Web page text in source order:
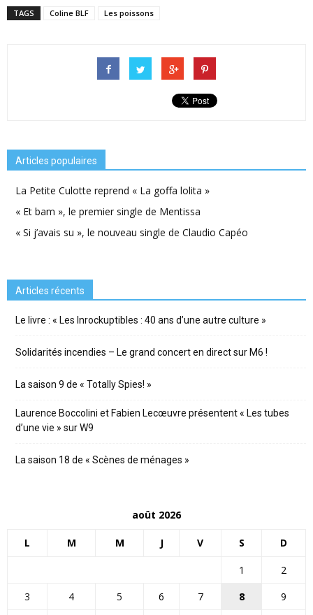
TAGS Coline BLF Les poissons
Articles populaires
La Petite Culotte reprend « La goffa lolita »
« Et bam », le premier single de Mentissa
« Si j’avais su », le nouveau single de Claudio Capéo
Articles récents
Le livre : « Les Inrockuptibles : 40 ans d’une autre culture »
Solidarités incendies – Le grand concert en direct sur M6 !
La saison 9 de « Totally Spies! »
Laurence Boccolini et Fabien Lecœuvre présentent « Les tubes
d’une vie » sur W9
La saison 18 de « Scènes de ménages »
août 2026
L M M J V S D
1
2
3
4 5 6 7 8
9